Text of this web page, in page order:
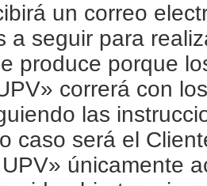
un correo
a seguir para
produce porque
correrá con
las
caso será el
únicamente